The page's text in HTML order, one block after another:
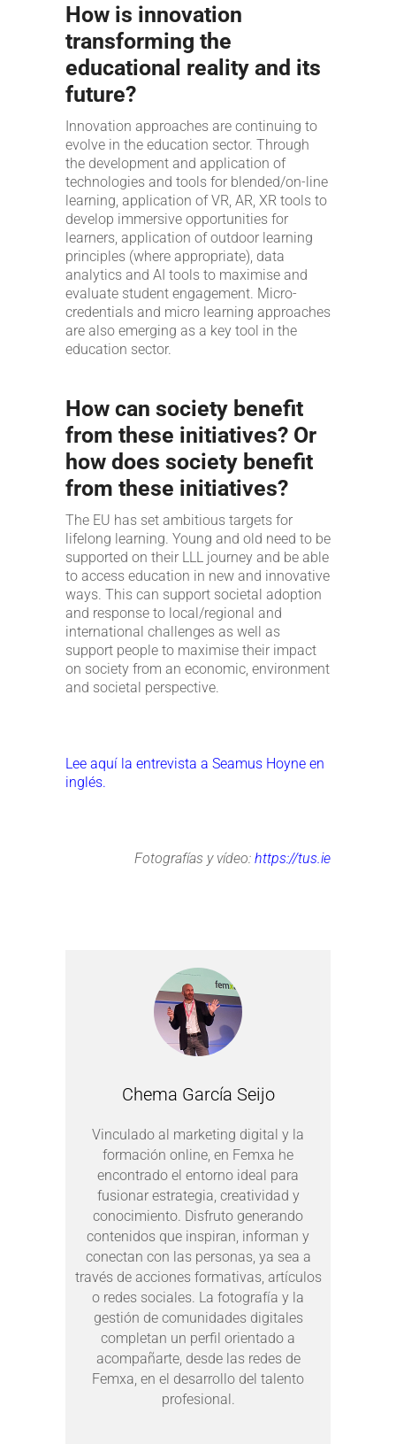
How is innovation
transforming the
educational reality and its
future?
Innovation approaches are continuing to
evolve in the education sector. Through
the development and application of
technologies and tools for blended/on-line
learning, application of VR, AR, XR tools to
develop immersive opportunities for
learners, application of outdoor learning
principles (where appropriate), data
analytics and AI tools to maximise and
evaluate student engagement. Micro-
credentials and micro learning approaches
are also emerging as a key tool in the
education sector.
How can society benefit
from these initiatives? Or
how does society benefit
from these initiatives?
The EU has set ambitious targets for
lifelong learning. Young and old need to be
supported on their LLL journey and be able
to access education in new and innovative
ways. This can support societal adoption
and response to local/regional and
international challenges as well as
support people to maximise their impact
on society from an economic, environment
and societal perspective.
Lee aquí la entrevista a Seamus Hoyne en
inglés.
Fotografías y vídeo: https://tus.ie
Chema García Seijo
Vinculado al marketing digital y la
formación online, en Femxa he
encontrado el entorno ideal para
fusionar estrategia, creatividad y
conocimiento. Disfruto generando
contenidos que inspiran, informan y
conectan con las personas, ya sea a
través de acciones formativas, artículos
o redes sociales. La fotografía y la
gestión de comunidades digitales
completan un perfil orientado a
acompañarte, desde las redes de
Femxa, en el desarrollo del talento
profesional.